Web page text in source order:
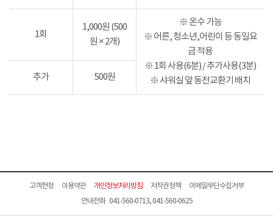
1회
1,000원 (500
원 × 2개)
※ 온수 가능
※ 어른, 청소년,어린이 등 동일요
금 적용
※ 1회 사용(6분) / 추가사용(3분)
※ 샤워실 앞 동전교환기 배치
추가 500원
고객헌장 이용약관 개인정보처리방침 저작권정책
이메일무단수집거부
안내전화 041-560-0713, 041-560-0625